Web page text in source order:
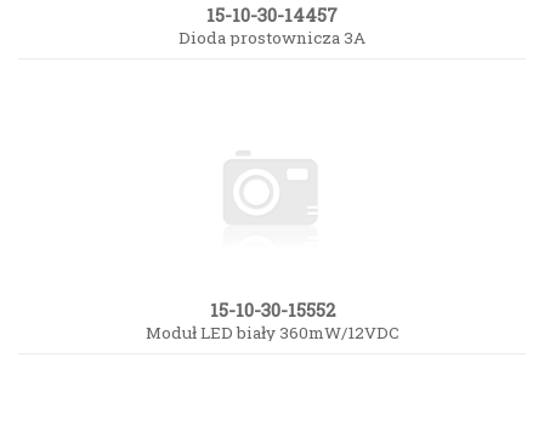
15-10-30-14457
Dioda prostownicza 3A
15-10-30-15552
Moduł LED biały 360mW/12VDC